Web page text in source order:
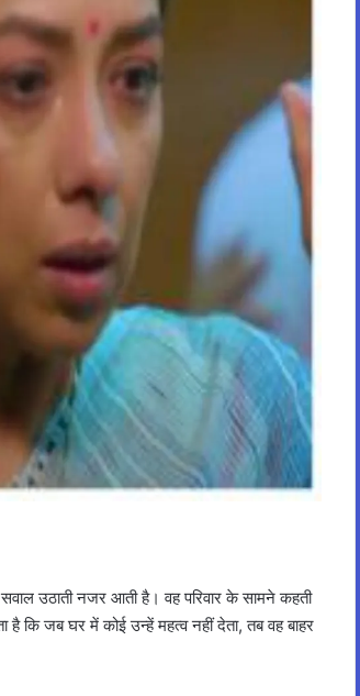
सवाल उठाती नजर आती है। वह परिवार के सामने कहती
है कि जब घर में कोई उन्हें महत्व नहीं देता, तब वह बाहर